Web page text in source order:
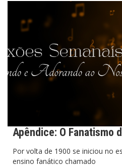
Apêndice: O Fanatismo
Por volta de 1900 se iniciou no
ensino fanático chamado